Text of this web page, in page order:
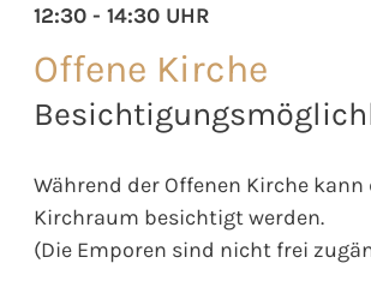
Offene Kirche
Während der Offenen Kirche kann
Kirchraum besichtigt werden.
(Die Emporen sind nicht frei
12:30 - 14:30 UHR